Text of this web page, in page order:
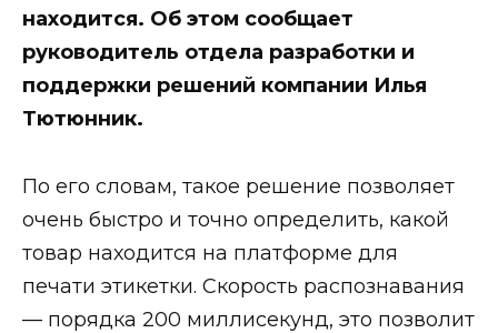
находится. Об этом сообщает
руководитель отдела разработки и
поддержки решений компании Илья
Тютюнник.
По его словам, такое решение позволяет
очень быстро и точно определить, какой
товар находится на платформе для
печати этикетки. Скорость распознавания
— порядка 200 миллисекунд, это позволит